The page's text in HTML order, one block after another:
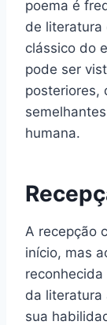
poema é
de literatura
clássico do
pode ser
posteriores,
humana.
A recepção
início, mas
da literatura
sua